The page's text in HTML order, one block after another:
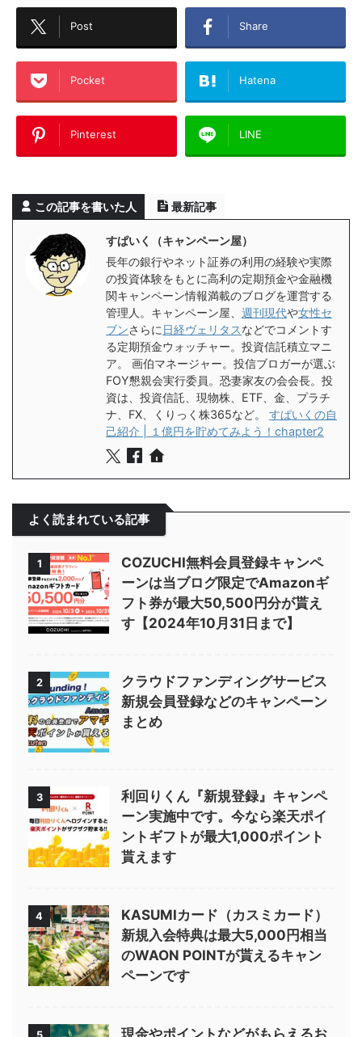
Post Share
Pocket Hatena
Pinterest LINE
この記事を書いた人 最新記事
すぱいく（キャンペーン屋）
長年の銀行やネット証券の利用の経験や実際
の投資体験をもとに高利の定期預金や金融機
関キャンペーン情報満載のブログを運営する
管理人。キャンペーン屋、 週刊現代や女性セ
ブンさらに 日経ヴェリタスなどでコメントす
る定期預金ウォッチャー。投資信託積立マニ
ア。 画伯マネージャー。投信ブロガーが選ぶ
FOY懇親会実行委員。恐妻家友の会会長。投
資は、投資信託、現物株、ETF、金、プラチ
ナ、FX、くりっく株365など。 すぱいくの自
己紹介 | １億円を貯めてみよう！chapter2
よく読まれている記事
1
COZUCHI無料会員登録キャンペ
ーンは当ブログ限定でAmazonギ
フト券が最大50,500円分が貰え
す【2024年10月31日まで】
2
クラウドファンディングサービス
新規会員登録などのキャンペーン
まとめ
3
利回りくん『新規登録』キャンペ
ーン実施中です。今なら楽天ポイ
ントギフトが最大1,000ポイント
貰えます
4
KASUMIカード（カスミカード）
新規入会特典は最大5,000円相当
のWAON POINTが貰えるキャン
ペーンです